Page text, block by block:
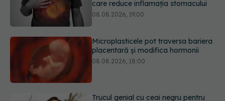
08.08.2026, 18:00
Trucul genial cu ceai negru pentru
păr. Tot mai multe femei îl adoră
08.08.2026, 17:00
Medicamentul folosit de peste 60 de